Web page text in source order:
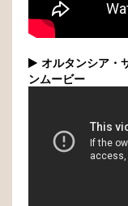
オルタンシア・
ンムービー